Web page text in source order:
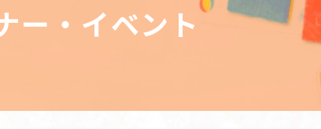
ー・イベント